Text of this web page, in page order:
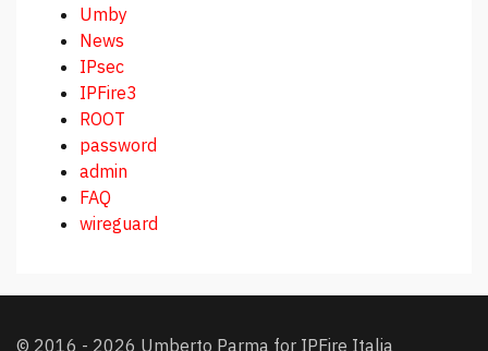
Umby
News
IPsec
IPFire3
ROOT
password
admin
FAQ
wireguard
© 2016 - 2026 Umberto Parma for IPFire Italia